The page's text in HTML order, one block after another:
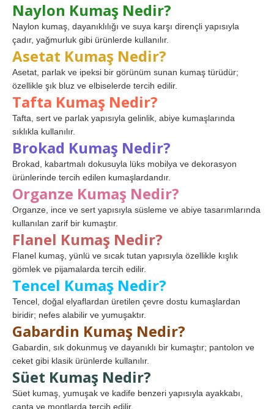
Naylon Kumaş Nedir?
Naylon kumaş, dayanıklılığı ve suya karşı dirençli yapısıyla
çadır, yağmurluk gibi ürünlerde kullanılır.
Asetat Kumaş Nedir?
Asetat, parlak ve ipeksi bir görünüm sunan kumaş türüdür;
özellikle şık bluz ve elbiselerde tercih edilir.
Tafta Kumaş Nedir?
Tafta, sert ve parlak yapısıyla gelinlik, abiye kumaşlarında
sıklıkla kullanılır.
Brokad Kumaş Nedir?
Brokad, kabartmalı dokusuyla lüks mobilya ve dekorasyon
ürünlerinde tercih edilen kumaşlardandır.
Organze Kumaş Nedir?
Organze, ince ve sert yapısıyla süsleme ve abiye tasarımlarında
kullanılan zarif bir kumaştır.
Flanel Kumaş Nedir?
Flanel kumaş, yünlü ve sıcak tutan yapısıyla özellikle kışlık
gömlek ve pijamalarda tercih edilir.
Tencel Kumaş Nedir?
Tencel, doğal elyaflardan üretilen çevre dostu kumaşlardan
biridir; nefes alabilir ve yumuşaktır.
Gabardin Kumaş Nedir?
Gabardin, sık dokunmuş ve dayanıklı bir kumaştır; pantolon ve
ceket gibi klasik ürünlerde kullanılır.
Süet Kumaş Nedir?
Süet kumaş, yumuşak ve kadife benzeri yapısıyla ayakkabı,
çanta ve montlarda tercih edilir.